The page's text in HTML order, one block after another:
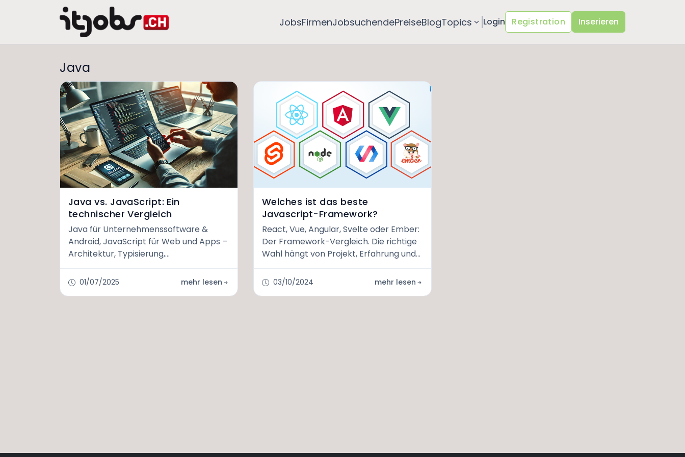
JobsFirmenJobsuchendePreiseBlogTopics Login Registration Inserieren
Java
Java vs. JavaScript: Ein
technischer Vergleich
Java für Unternehmenssoftware &
Android, JavaScript für Web und Apps –
Architektur, Typisierung,
Geschwindigkeit, typische
Anwendungsfälle im Vergleich.
01/07/2025 mehr lesen
Welches ist das beste
Javascript-Framework?
React, Vue, Angular, Svelte oder Ember:
Der Framework-Vergleich. Die richtige
Wahl hängt von Projekt, Erfahrung und
App-Anforderungen ab.
03/10/2024 mehr lesen